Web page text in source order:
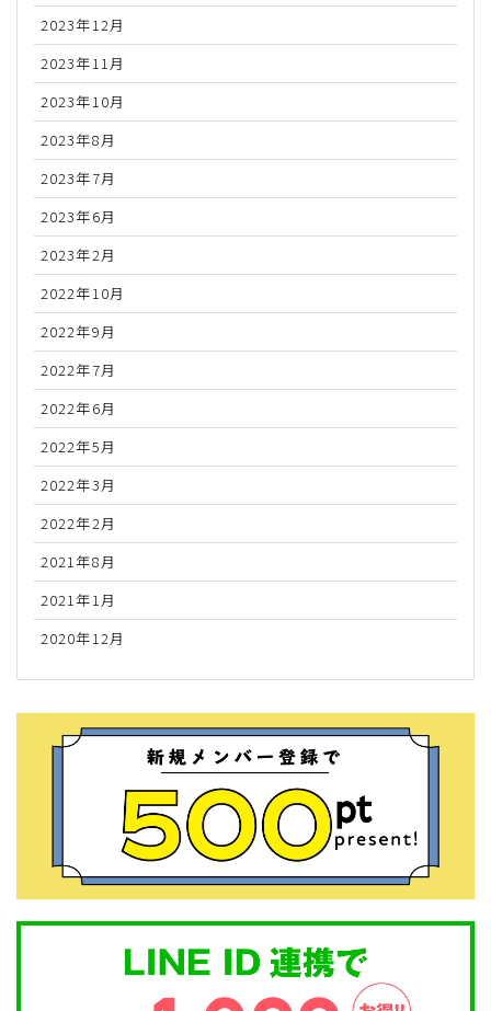
2023年12月
2023年11月
2023年10月
2023年8月
2023年7月
2023年6月
2023年2月
2022年10月
2022年9月
2022年7月
2022年6月
2022年5月
2022年3月
2022年2月
2021年8月
2021年1月
2020年12月